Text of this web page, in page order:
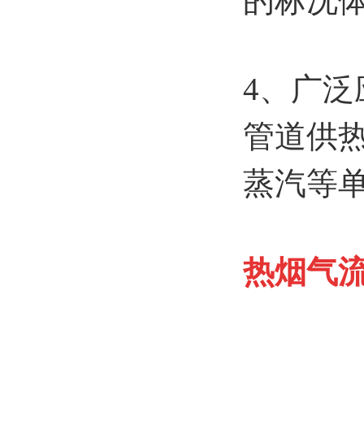
4、广
管道供
蒸汽等
热烟气